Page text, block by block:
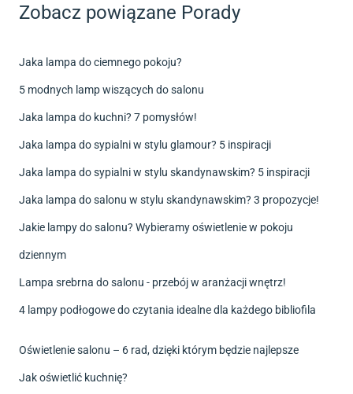
Zobacz powiązane Porady
Jaka lampa do ciemnego pokoju?
5 modnych lamp wiszących do salonu
Jaka lampa do kuchni? 7 pomysłów!
Jaka lampa do sypialni w stylu glamour? 5 inspiracji
Jaka lampa do sypialni w stylu skandynawskim? 5 inspiracji
Jaka lampa do salonu w stylu skandynawskim? 3 propozycje!
Jakie lampy do salonu? Wybieramy oświetlenie w pokoju
dziennym
Lampa srebrna do salonu - przebój w aranżacji wnętrz!
4 lampy podłogowe do czytania idealne dla każdego bibliofila
Oświetlenie salonu – 6 rad, dzięki którym będzie najlepsze
Jak oświetlić kuchnię?